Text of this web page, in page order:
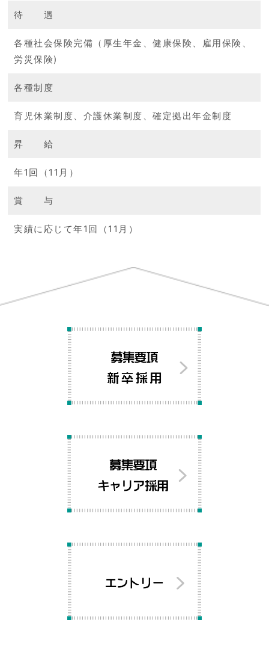
待 遇
各種社会保険完備（厚生年金、健康保険、雇用保険、
労災保険)
各種制度
育児休業制度、介護休業制度、確定拠出年金制度
昇 給
年1回（11月）
賞 与
実績に応じて年1回（11月）